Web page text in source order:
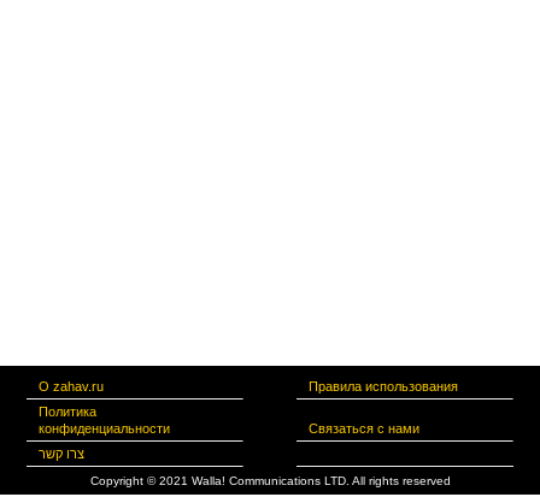
О zahav.ru
Правила использования
Политика
конфиденциальности
Связаться с нами
צרו קשר
Copyright © 2021 Walla! Communications LTD. All rights reserved